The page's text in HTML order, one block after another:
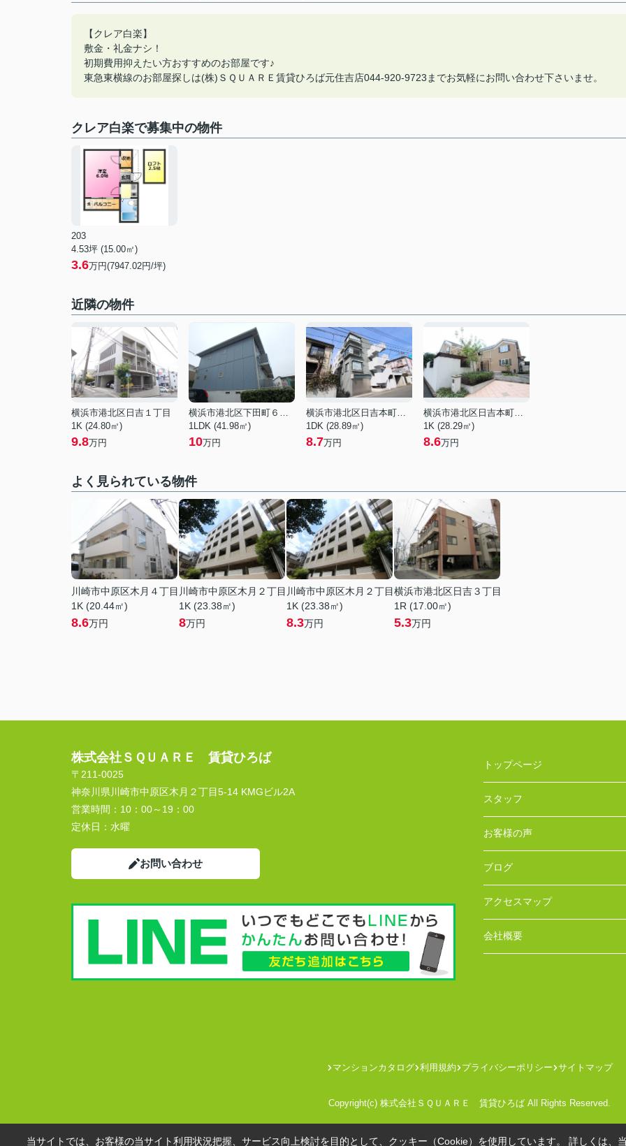
【クレア白楽】
敷金・礼金ナシ！
初期費用抑えたい方おすすめのお部屋です♪
東急東横線のお部屋探しは(株)ＳＱＵＡＲＥ賃貸ひろば元住吉店044-920-9723までお気軽にお問い合わせ下さいませ。
クレア白楽で募集中の物件
203
4.53坪 (15.00㎡)
3.6万円(7947.02円/坪)
近隣の物件
横浜市港北区日吉１丁目
1K (24.80㎡)
9.8万円
横浜市港北区下田町６丁目
1LDK (41.98㎡)
10万円
横浜市港北区日吉本町１丁目
1DK (28.89㎡)
8.7万円
横浜市港北区日吉本町２丁目
1K (28.29㎡)
8.6万円
よく見られている物件
川崎市中原区木月４丁目
1K (20.44㎡)
8.6万円
川崎市中原区木月２丁目
1K (23.38㎡)
8万円
川崎市中原区木月２丁目
1K (23.38㎡)
8.3万円
横浜市港北区日吉３丁目
1R (17.00㎡)
5.3万円
株式会社ＳＱＵＡＲＥ 賃貸ひろば
〒211-0025
神奈川県川崎市中原区木月２丁目5-14 KMGビル2A
営業時間： 10：00～19：00
定休日： 水曜
お問い合わせ
トップページ
スタッフ
お客様の声
ブログ
アクセスマップ
会社概要
マンションカタログ 利用規約 プライバシーポリシー サイトマップ
Copyright(c) 株式会社ＳＱＵＡＲＥ 賃貸ひろば All Rights Reserved.
当サイトでは、お客様の当サイト利用状況把握、サービス向上検討を目的として、クッキー（Cookie）を使用しています。 詳しくは、